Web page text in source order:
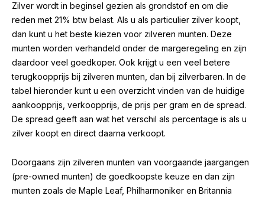
Zilver wordt in beginsel gezien als grondstof en om die
reden met 21% btw belast. Als u als particulier zilver koopt,
dan kunt u het beste kiezen voor zilveren munten. Deze
munten worden verhandeld onder de margeregeling en zijn
daardoor veel goedkoper. Ook krijgt u een veel betere
terugkoopprijs bij zilveren munten, dan bij zilverbaren. In de
tabel hieronder kunt u een overzicht vinden van de huidige
aankoopprijs, verkoopprijs, de prijs per gram en de spread.
De spread geeft aan wat het verschil als percentage is als u
zilver koopt en direct daarna verkoopt.
Doorgaans zijn zilveren munten van voorgaande jaargangen
(pre-owned munten) de goedkoopste keuze en dan zijn
munten zoals de Maple Leaf, Philharmoniker en Britannia